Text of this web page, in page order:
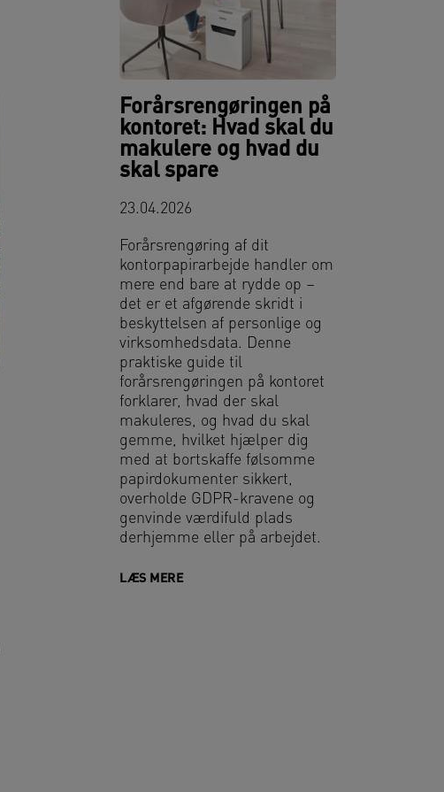
Forårsrengøringen på
kontoret: Hvad skal du
makulere og hvad du
skal spare
23.04.2026
Forårsrengøring af dit
kontorpapirarbejde handler om
mere end bare at rydde op –
det er et afgørende skridt i
beskyttelsen af personlige og
virksomhedsdata. Denne
praktiske guide til
forårsrengøringen på kontoret
forklarer, hvad der skal
makuleres, og hvad du skal
gemme, hvilket hjælper dig
med at bortskaffe følsomme
papirdokumenter sikkert,
overholde GDPR-kravene og
genvinde værdifuld plads
derhjemme eller på arbejdet.
LÆS MERE